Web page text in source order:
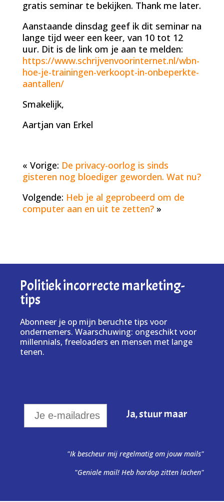
gratis seminar te bekijken. Thank me later.
Aanstaande dinsdag geef ik dit seminar na
lange tijd weer een keer, van 10 tot 12
uur. Dit is de link om je aan te melden:
https://www.schrijvenvoorinternet.nl/wbn-
hoe-je-trainingen-verkoopt-in-onbeperkte-
aantallen/
Smakelijk,
Aartjan van Erkel
« Vorige: De privacy-oorlog is sinds
gisteren nog bloediger geworden. Wat nu?
Volgende: Heb je al geprobeerd om de
computer aan en uit te zetten?»
Politiek incorrecte marketing-
tips
Abonneer je op mijn beruchte tips voor
ondernemers. Waarschuwing: ongeschikt voor
millennials, freeloaders en mensen met lange
tenen.
"Ik bescheur mij regelmatig om jouw mails"
"Geniale mail! Heb hardop zitten lachen"